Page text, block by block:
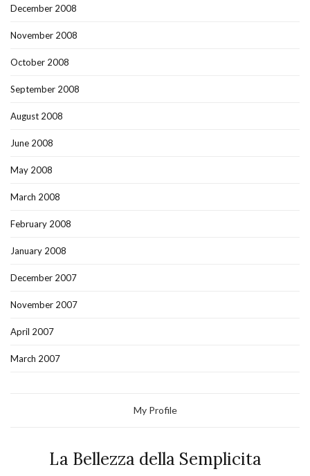
December 2008
November 2008
October 2008
September 2008
August 2008
June 2008
May 2008
March 2008
February 2008
January 2008
December 2007
November 2007
April 2007
March 2007
My Profile
La Bellezza della Semplicita